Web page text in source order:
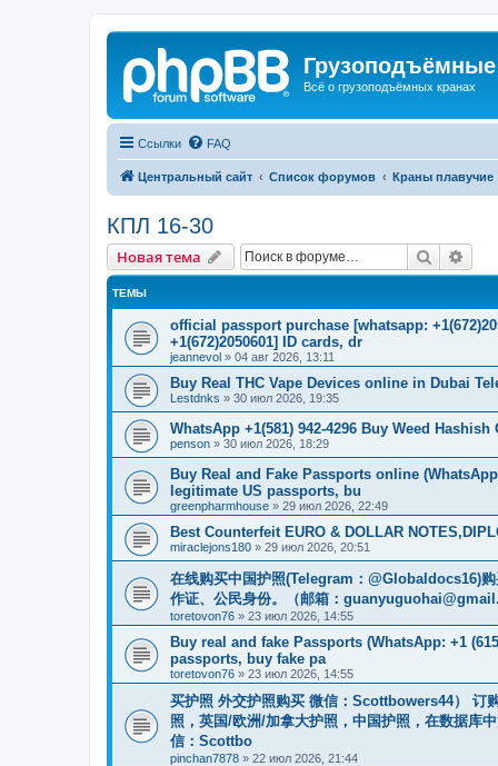
Всё о грузоподъёмных кранах
Ссылки FAQ
Центральный сайт Список форумов Краны плавучие
КПЛ 16-30
Новая тема Поиск
ТЕМЫ
official passport purchase [whatsapp:
+1(672)2050601] ID cards, dr
jeannevol » 04 авг 2026, 13:11
Buy Real THC Vape Devices online in Dubai
Lestdnks » 30 июл 2026, 19:35
WhatsApp +1(581) 942-4296 Buy Weed
penson » 30 июл 2026, 18:29
Buy Real and Fake Passports online
legitimate US passports, bu
greenpharmhouse » 29 июл 2026, 22:49
Best Counterfeit EURO & DOLLAR
miraclejons180 » 29 июл 2026, 20:51
在线购买中国护照(Telegram：@Globaldocs16)
作证、公民身份。（邮箱：
toretovon76 » 23 июл 2026, 14:55
Buy real and fake Passports (WhatsApp: +1
passports, buy fake pa
toretovon76 » 23 июл 2026, 14:55
买护照 外交护照购买 微信：Scottbowers44） 订
照，英国/欧洲/加拿大护照，中国护照，在数据库
信：Scottbo
pinchan7878 » 22 июл 2026, 21:44